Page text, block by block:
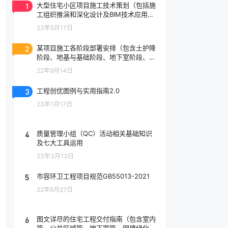
1
大型住宅小区项目施工技术策划（包括施
工组织推演和深化设计及BIM技术应用
等）
23年5月17日
2
某项目施工各阶段部署安排（包含土护降
阶段、地基与基础阶段、地下室阶段、主
体阶段、装饰装修阶段等）
22年9月14日
3 工程创优图例与实用指南2.0
23年1月17日
4
质量管理小组（QC）活动相关基础知识
及七大工具运用
23年3月13日
5 市容环卫工程项目规范GB55013-2021
22年6月27日
6
图文详尽的住宅工程交付指南（包含室内